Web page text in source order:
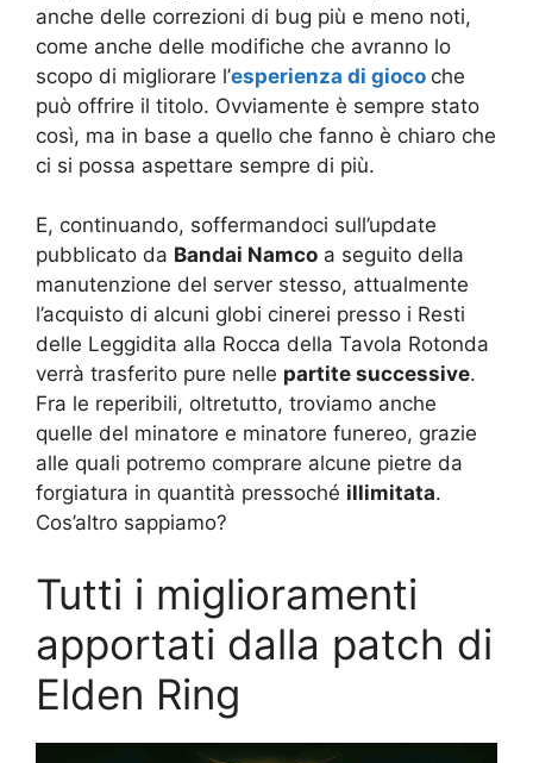
anche delle correzioni di bug più e meno noti,
come anche delle modifiche che avranno lo
scopo di migliorare l’esperienza di gioco che
può offrire il titolo. Ovviamente è sempre stato
così, ma in base a quello che fanno è chiaro che
ci si possa aspettare sempre di più.
E, continuando, soffermandoci sull’update
pubblicato da Bandai Namco a seguito della
manutenzione del server stesso, attualmente
l’acquisto di alcuni globi cinerei presso i Resti
delle Leggidita alla Rocca della Tavola Rotonda
verrà trasferito pure nelle partite successive.
Fra le reperibili, oltretutto, troviamo anche
quelle del minatore e minatore funereo, grazie
alle quali potremo comprare alcune pietre da
forgiatura in quantità pressoché illimitata.
Cos’altro sappiamo?
Tutti i miglioramenti
apportati dalla patch di
Elden Ring